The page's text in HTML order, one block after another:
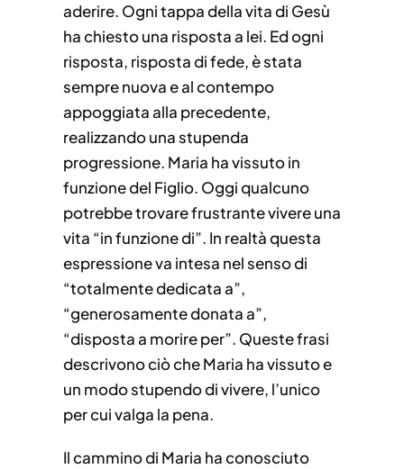
aderire. Ogni tappa della vita di Gesù
ha chiesto una risposta a lei. Ed ogni
risposta, risposta di fede, è stata
sempre nuova e al contempo
appoggiata alla precedente,
realizzando una stupenda
progressione. Maria ha vissuto in
funzione del Figlio. Oggi qualcuno
potrebbe trovare frustrante vivere una
vita “in funzione di”. In realtà questa
espressione va intesa nel senso di
“totalmente dedicata a”,
“generosamente donata a”,
“disposta a morire per”. Queste frasi
descrivono ciò che Maria ha vissuto e
un modo stupendo di vivere, l’unico
per cui valga la pena.
Il cammino di Maria ha conosciuto